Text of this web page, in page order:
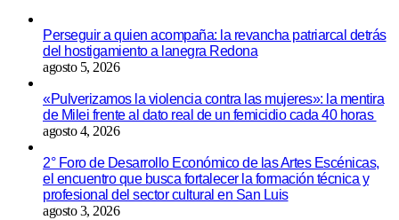
Perseguir a quien acompaña: la revancha patriarcal detrás
del hostigamiento a lanegra Redona
agosto 5, 2026
«Pulverizamos la violencia contra las mujeres»: la mentira
de Milei frente al dato real de un femicidio cada 40 horas
agosto 4, 2026
2° Foro de Desarrollo Económico de las Artes Escénicas,
el encuentro que busca fortalecer la formación técnica y
profesional del sector cultural en San Luis
agosto 3, 2026